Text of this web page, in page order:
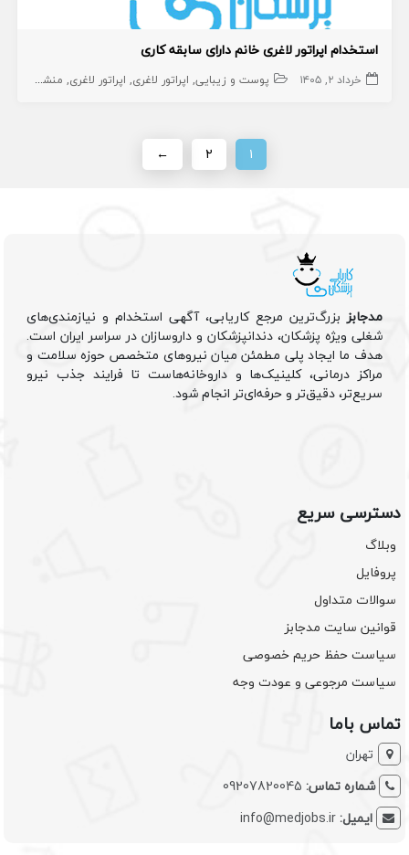
استخدام اپراتور لاغری خانم دارای سابقه کاری
خرداد ۲, ۱۴۰۵ پوست و زیبایی اپراتور لاغری اپراتور لاغری منشی،اپراتور،دستیار
۱ ۲ ←
مدجابزبزرگ‌ترین مرجع کاریابی، آگهی استخدام و نیازمندی‌های
شغلی ویژه پزشکان، دندانپزشکان و داروسازان در سراسر ایران است.
هدف ما ایجاد پلی مطمئن میان نیروهای متخصص حوزه سلامت و
مراکز درمانی، کلینیک‌ها و داروخانه‌هاست تا فرایند جذب نیرو
سریع‌تر، دقیق‌تر و حرفه‌ای‌تر انجام شود.
دسترسی سریع
وبلاگ
پروفایل
سوالات متداول
قوانین سایت مدجابز
سیاست حفظ حریم خصوصی
سیاست مرجوعی و عودت وجه
تماس باما
تهران
شماره تماس: 09207820045
ایمیل:info@medjobs.ir